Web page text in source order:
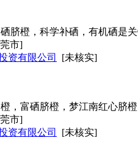
脐橙，科学补硒，有机硒是
市]
资有限公司
[未核实]
，富硒脐橙，梦江南红心脐
市]
资有限公司
[未核实]